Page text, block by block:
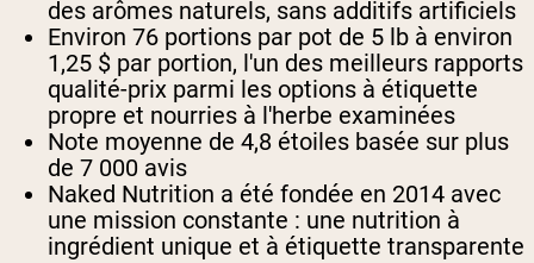
des arômes naturels, sans additifs artificiels
Environ 76 portions par pot de 5 lb à environ
1,25 $ par portion, l'un des meilleurs rapports
qualité-prix parmi les options à étiquette
propre et nourries à l'herbe examinées
Note moyenne de 4,8 étoiles basée sur plus
de 7 000 avis
Naked Nutrition a été fondée en 2014 avec
une mission constante : une nutrition à
ingrédient unique et à étiquette transparente